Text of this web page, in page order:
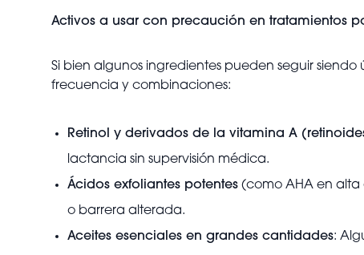
Activos a usar con precaución en tratamientos
Si bien algunos ingredientes pueden seguir siendo
frecuencia y combinaciones:
Retinol y derivados de la vitamina A
lactancia sin supervisión médica.
Ácidos exfoliantes potentes (como AHA en alta
o barrera alterada.
Aceites esenciales en grandes cantidades: